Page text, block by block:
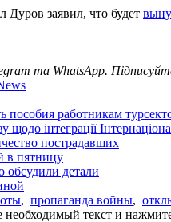
Дуров заявил, что будет
та WhatsApp.
пособия работникам
інтеграції
пострадавших
в пятницу
обсудили детали
, пропаганда войны,
текст и